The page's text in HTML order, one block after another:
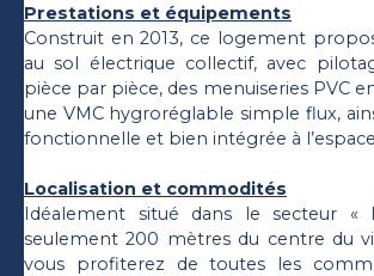
Prestations et équipements
Construit en 2013, ce logement
au sol électrique collectif, avec
pièce par pièce, des menuiseries PVC
une VMC hygroréglable simple flux,
fonctionnelle et bien intégrée à
Localisation et commodités
Idéalement situé dans le secteur «
seulement 200 mètres du centre du
vous profiterez de toutes les